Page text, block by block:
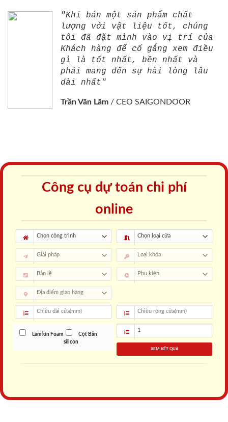
"Khi bán một sản phẩm chất
lượng với vật liệu tốt, chúng
tôi đã đặt mình vào vị trí của
Khách hàng để cố gắng xem điều
gì là tốt nhất, bền nhất và
phải mang đến sự hài lòng lâu
dài nhất"
Trần Văn Lãm / CEO SAIGONDOOR
Công cụ dự toán chi phí
online
Làm kín Foam
Cột Bắn
silicon
XEM KẾT QUẢ